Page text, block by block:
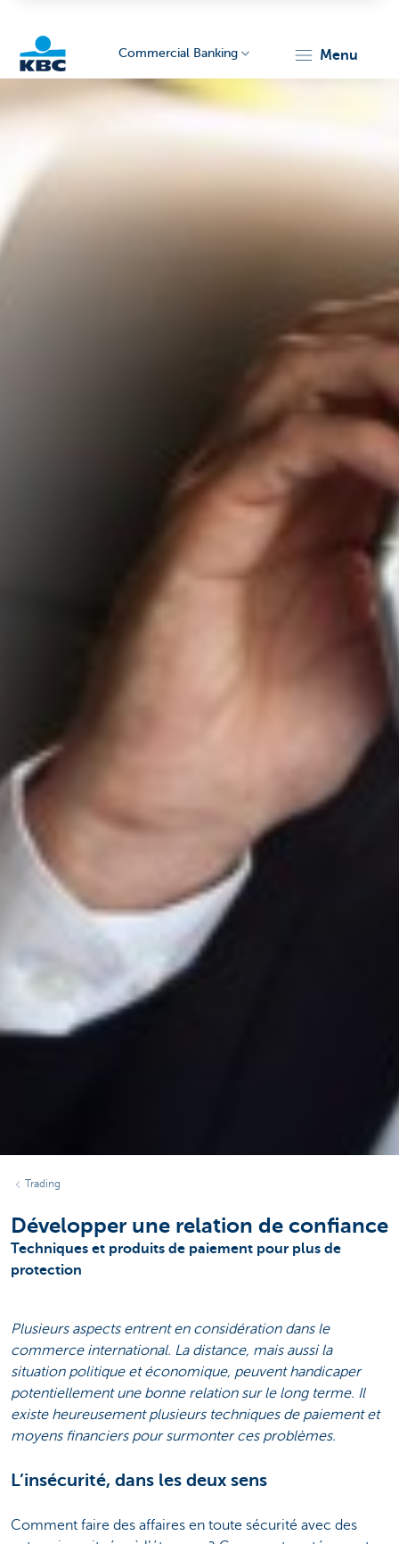
Commercial Banking menu
Trading
Développer une relation de confiance
Techniques et produits de paiement pour plus de
protection
Plusieurs aspects entrent en considération dans le
commerce international. La distance, mais aussi la
situation politique et économique, peuvent handicaper
potentiellement une bonne relation sur le long terme. Il
existe heureusement plusieurs techniques de paiement et
moyens financiers pour surmonter ces problèmes.
L’insécurité, dans les deux sens
Comment faire des affaires en toute sécurité avec des